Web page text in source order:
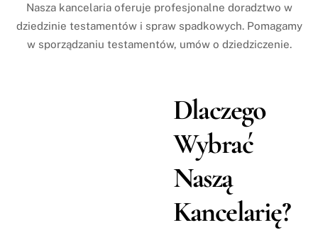
Nasza kancelaria oferuje profesjonalne doradztwo w
dziedzinie testamentów i spraw spadkowych. Pomagamy
w sporządzaniu testamentów, umów o dziedziczenie.
Dlaczego
Wybrać
Naszą
Kancelarię?